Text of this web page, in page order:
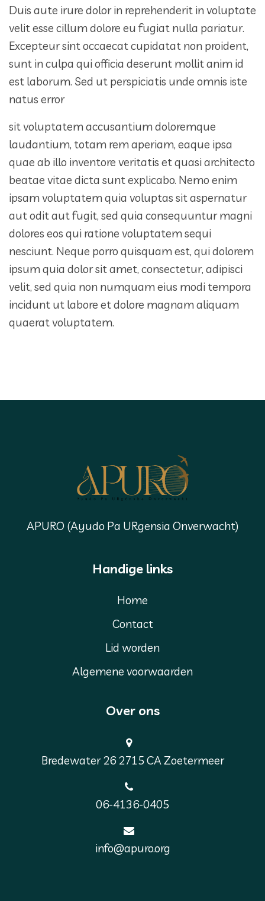
Duis aute irure dolor in reprehenderit in voluptate
velit esse cillum dolore eu fugiat nulla pariatur.
Excepteur sint occaecat cupidatat non proident,
sunt in culpa qui officia deserunt mollit anim id
est laborum. Sed ut perspiciatis unde omnis iste
natus error
sit voluptatem accusantium doloremque
laudantium, totam rem aperiam, eaque ipsa
quae ab illo inventore veritatis et quasi architecto
beatae vitae dicta sunt explicabo. Nemo enim
ipsam voluptatem quia voluptas sit aspernatur
aut odit aut fugit, sed quia consequuntur magni
dolores eos qui ratione voluptatem sequi
nesciunt. Neque porro quisquam est, qui dolorem
ipsum quia dolor sit amet, consectetur, adipisci
velit, sed quia non numquam eius modi tempora
incidunt ut labore et dolore magnam aliquam
quaerat voluptatem.
APURO (Ayudo Pa URgensia Onverwacht)
Handige links
Home
Contact
Lid worden
Algemene voorwaarden
Over ons
Bredewater 26 2715 CA Zoetermeer
06-4136-0405
info@apuro.org